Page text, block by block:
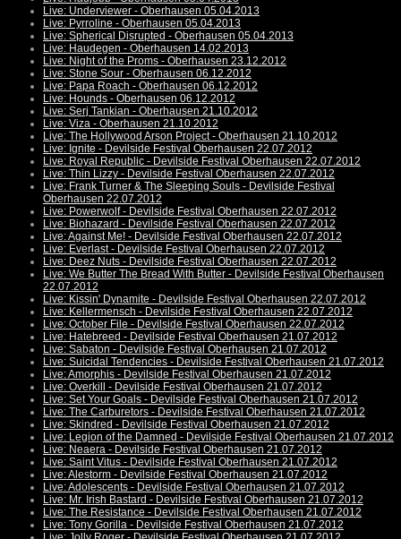
Live: Underviewer - Oberhausen 05.04.2013
Live: Pyrroline - Oberhausen 05.04.2013
Live: Spherical Disrupted - Oberhausen 05.04.2013
Live: Haudegen - Oberhausen 14.02.2013
Live: Night of the Proms - Oberhausen 23.12.2012
Live: Stone Sour - Oberhausen 06.12.2012
Live: Papa Roach - Oberhausen 06.12.2012
Live: Hounds - Oberhausen 06.12.2012
Live: Serj Tankian - Oberhausen 21.10.2012
Live: Viza - Oberhausen 21.10.2012
Live: The Hollywood Arson Project - Oberhausen 21.10.2012
Live: Ignite - Devilside Festival Oberhausen 22.07.2012
Live: Royal Republic - Devilside Festival Oberhausen 22.07.2012
Live: Thin Lizzy - Devilside Festival Oberhausen 22.07.2012
Live: Frank Turner & The Sleeping Souls - Devilside Festival
Oberhausen 22.07.2012
Live: Powerwolf - Devilside Festival Oberhausen 22.07.2012
Live: Biohazard - Devilside Festival Oberhausen 22.07.2012
Live: Against Me! - Devilside Festival Oberhausen 22.07.2012
Live: Everlast - Devilside Festival Oberhausen 22.07.2012
Live: Deez Nuts - Devilside Festival Oberhausen 22.07.2012
Live: We Butter The Bread With Butter - Devilside Festival Oberhausen
22.07.2012
Live: Kissin' Dynamite - Devilside Festival Oberhausen 22.07.2012
Live: Kellermensch - Devilside Festival Oberhausen 22.07.2012
Live: October File - Devilside Festival Oberhausen 22.07.2012
Live: Hatebreed - Devilside Festival Oberhausen 21.07.2012
Live: Sabaton - Devilside Festival Oberhausen 21.07.2012
Live: Suicidal Tendencies - Devilside Festival Oberhausen 21.07.2012
Live: Amorphis - Devilside Festival Oberhausen 21.07.2012
Live: Overkill - Devilside Festival Oberhausen 21.07.2012
Live: Set Your Goals - Devilside Festival Oberhausen 21.07.2012
Live: The Carburetors - Devilside Festival Oberhausen 21.07.2012
Live: Skindred - Devilside Festival Oberhausen 21.07.2012
Live: Legion of the Damned - Devilside Festival Oberhausen 21.07.2012
Live: Neaera - Devilside Festival Oberhausen 21.07.2012
Live: Saint Vitus - Devilside Festival Oberhausen 21.07.2012
Live: Alestorm - Devilside Festival Oberhausen 21.07.2012
Live: Adolescents - Devilside Festival Oberhausen 21.07.2012
Live: Mr. Irish Bastard - Devilside Festival Oberhausen 21.07.2012
Live: The Resistance - Devilside Festival Oberhausen 21.07.2012
Live: Tony Gorilla - Devilside Festival Oberhausen 21.07.2012